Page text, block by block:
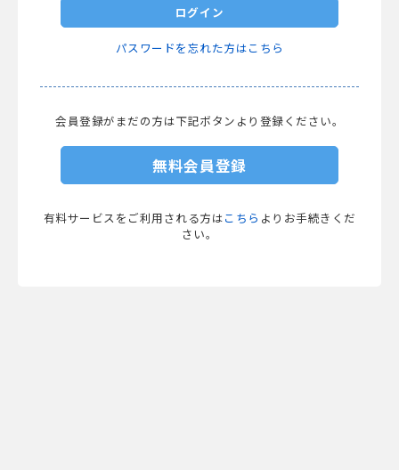
ログイン
パスワードを忘れた方はこちら
会員登録がまだの方は下記ボタンより登録ください。
無料会員登録
有料サービスをご利用される方は こちら よりお手続きくだ
さい。